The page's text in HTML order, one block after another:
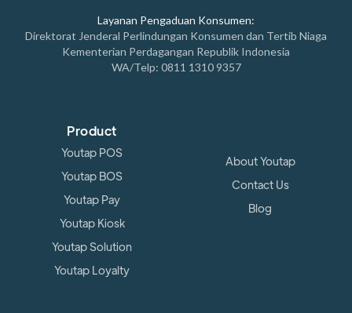
Layanan Pengaduan Konsumen:
Direktorat Jenderal Perlindungan Konsumen dan Tertib Niaga
Kementerian Perdagangan Republik Indonesia
WA/Telp: 0811 1310 9357
Product
Youtap POS
Youtap BOS
Youtap Pay
Youtap Kiosk
Youtap Solution
Youtap Loyalty
About Youtap
Contact Us
Blog